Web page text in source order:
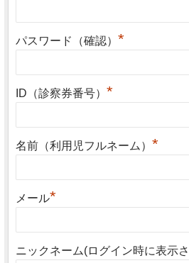
パスワード（確認） *
ID（診察券番号） *
名前（利用児フルネーム） *
メール*
ニックネーム(ログイン時に表示さ